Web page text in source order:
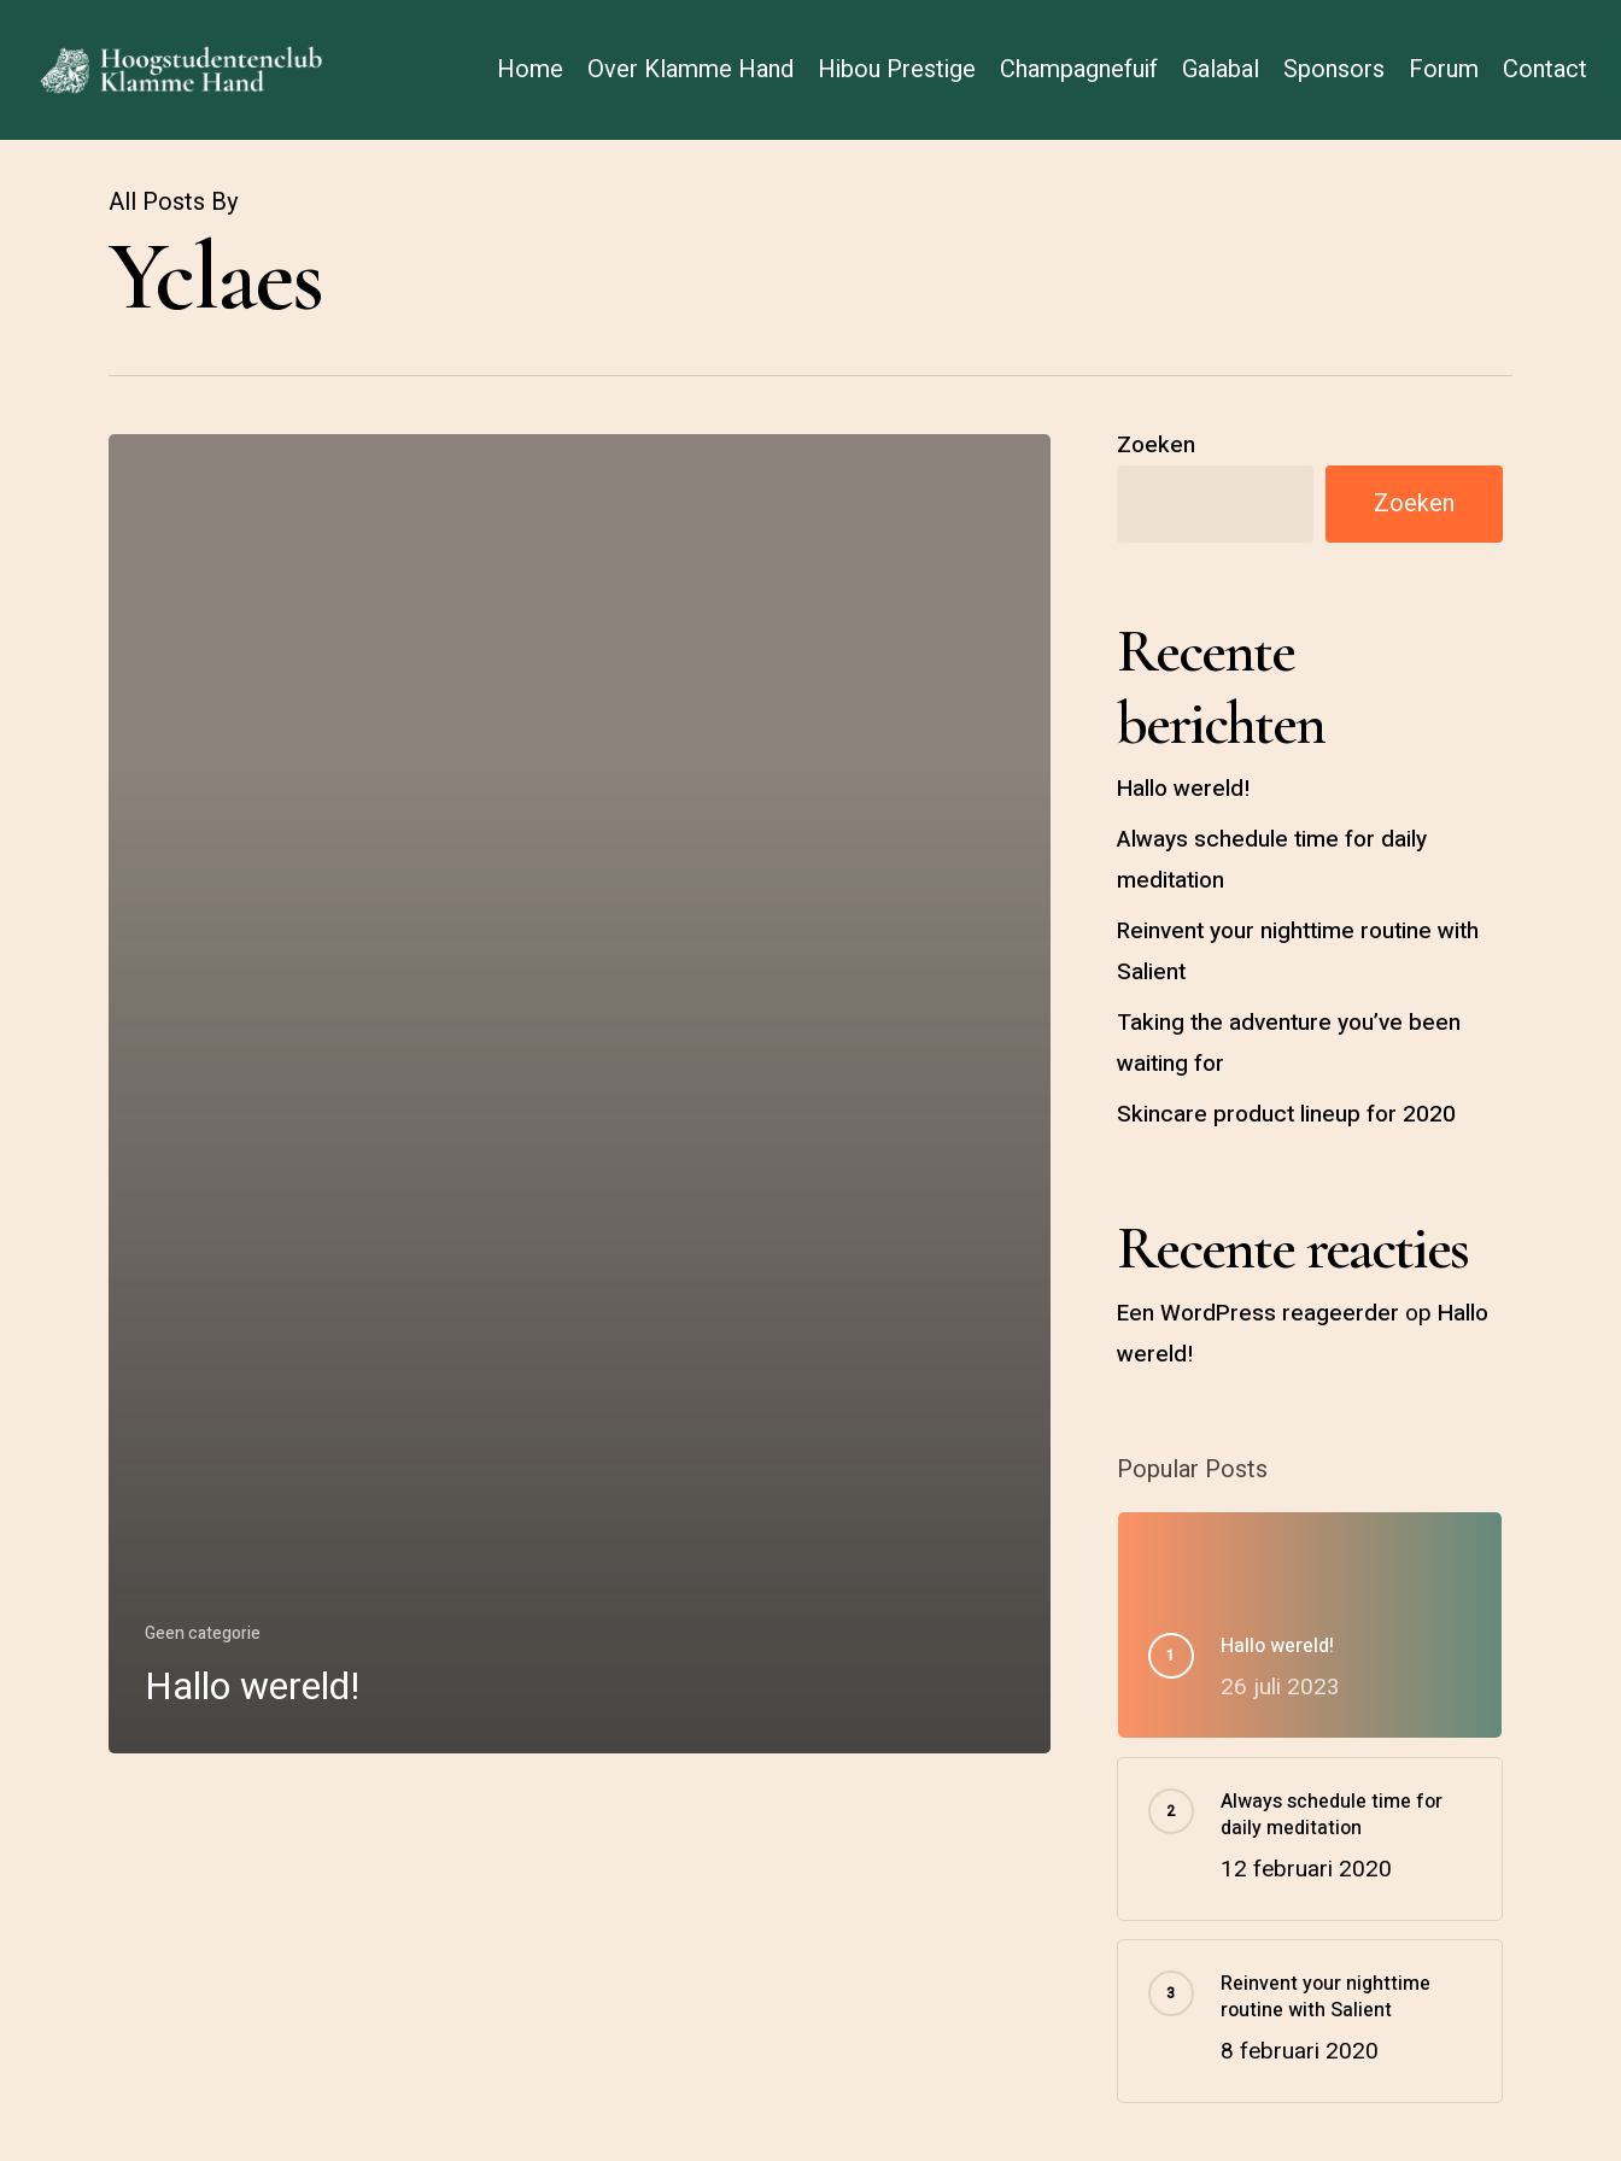
main
content
Home Over Klamme Hand Hibou Prestige Champagnefuif Galabal Sponsors Forum Contact
All Posts By
Yclaes
Geen categorie
Hallo wereld!
Zoeken
Zoeken
Recente
berichten
Hallo wereld!
Always schedule time for daily
meditation
Reinvent your nighttime routine with
Salient
Taking the adventure you’ve been
waiting for
Skincare product lineup for 2020
Recente reacties
Een WordPress reageerder op Hallo
wereld!
Popular Posts
Hallo wereld!
26 juli 2023
Always schedule time for
daily meditation
12 februari 2020
Reinvent your nighttime
routine with Salient
8 februari 2020